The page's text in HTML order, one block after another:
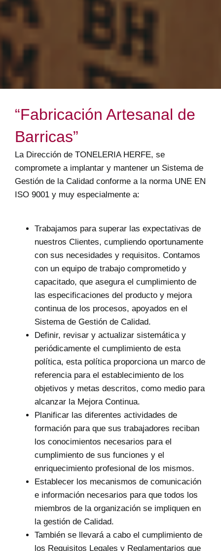
“Fabricación Artesanal de
Barricas”
La Dirección de TONELERIA HERFE, se
compromete a implantar y mantener un Sistema de
Gestión de la Calidad conforme a la norma UNE EN
ISO 9001 y muy especialmente a:
Trabajamos para superar las expectativas de
nuestros Clientes, cumpliendo oportunamente
con sus necesidades y requisitos. Contamos
con un equipo de trabajo comprometido y
capacitado, que asegura el cumplimiento de
las especificaciones del producto y mejora
continua de los procesos, apoyados en el
Sistema de Gestión de Calidad.
Definir, revisar y actualizar sistemática y
periódicamente el cumplimiento de esta
política, esta política proporciona un marco de
referencia para el establecimiento de los
objetivos y metas descritos, como medio para
alcanzar la Mejora Continua.
Planificar las diferentes actividades de
formación para que sus trabajadores reciban
los conocimientos necesarios para el
cumplimiento de sus funciones y el
enriquecimiento profesional de los mismos.
Establecer los mecanismos de comunicación
e información necesarios para que todos los
miembros de la organización se impliquen en
la gestión de Calidad.
También se llevará a cabo el cumplimiento de
los Requisitos Legales y Reglamentarios que